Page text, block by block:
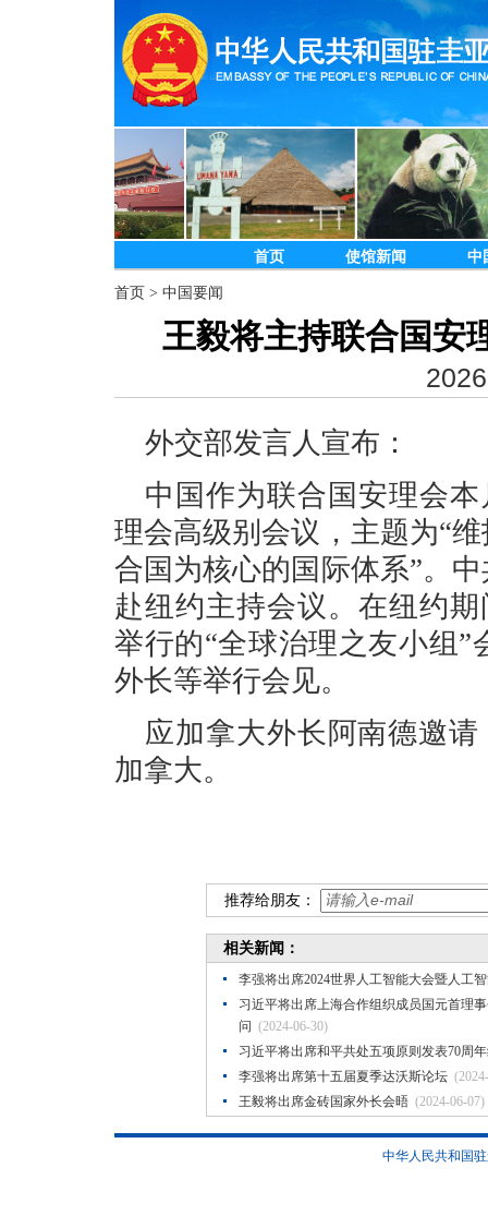
首页 使馆新闻 中
首页 > 中国要闻
王毅将主持联合国安
外交部发言人宣布：
中国作为联合国安理会
理会高级别会议，主题为“
合国为核心的国际体系”。
赴纽约主持会议。在纽约
举行的“全球治理之友小组
外长等举行会见。
应加拿大外长阿南德邀
加拿大。
推荐给朋友：
相关新闻：
李强将出席2024世界人工智能大会暨人工
习近平将出席上海合作组织成员国元首理
问 (2024-06-30)
习近平将出席和平共处五项原则发表70周
李强将出席第十五届夏季达沃斯论坛
王毅将出席金砖国家外长会晤 (2024-06-07)
中华人民共和国